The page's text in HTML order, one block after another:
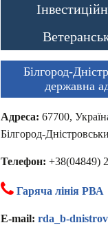
Білгород-
державна
Адреса: 67700,
Білгород-
Телефон: +38(04849)
Гаряча лінія РВА
E-mail: rda_b-